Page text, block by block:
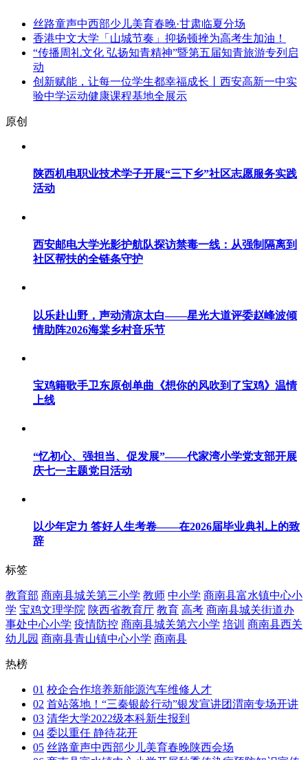
丝路童声中西部少儿美育春晚·甘肃临夏分场
香港中文大学「山城节奏」抑扬顿挫为高考生加油！
“传播周礼文化 弘扬知青精神”暨第五届知青旅游专列启
动
创新赋能，让每一位学生都幸福成长丨西安高新一中实
验中学运动健康课程基地全展示
原创
陕西机电职业技术学子开展“三下乡”社区志愿服务实践
活动
西安邮电大学光影护航队探访禁毒一线：从强制隔离到
社区帮扶的全链条守护
以乐赴山野，声动清凉太白——星光大道评委赵峰波倾
情助阵2026海棠乡村音乐节
宝鸡籍歌手卫东原创单曲《想你的风吹到了宝鸡》温情
上线
“忆初心、强担当、促发展”——代家湾小学党支部开展
庆七一主题党日活动
以少年定力 答好人生考卷——在2026届毕业典礼上的致
辞
标签
教育部 商南县城关第三小学 教师 中小学 商南县富水镇中心小
学 宝鸡文理学院 陕西省教育厅 教育 高考 商南县城关街道办
事处中心小学 疫情防控 商南县城关第六小学 培训 商南县西关
幼儿园 商南县青山镇中心小学 商南县
热榜
01 校企合作培养新能源汽车维修人才
02 首站落地！“三秦银龄行动”银发宣讲团渭南专场开讲
03 清华大学2022级本科新生报到
04 委以重任 静待花开
05 丝路童声中西部少儿美育春晚陕西会场